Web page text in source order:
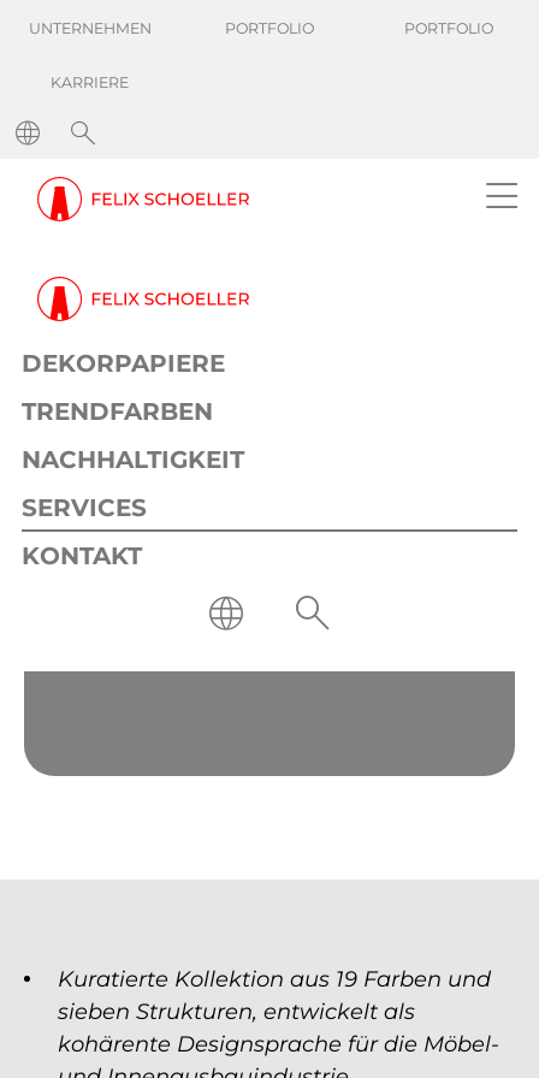
UNTERNEHMEN PORTFOLIO PORTFOLIO
KARRIERE
DEKORPAPIERE
TRENDFARBEN
NACHHALTIGKEIT
SERVICES
KONTAKT
23. April 2026 4 min
Neue Capsule Collection: Felix
Schoeller, Carrara und Hueck
Materialintelligenz neu
Kuratierte Kollektion aus 19 Farben und
sieben Strukturen, entwickelt als
kohärente Designsprache für die Möbel-